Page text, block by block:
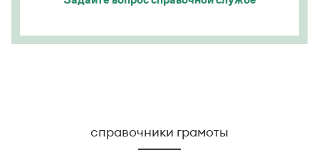
справочники грамоты